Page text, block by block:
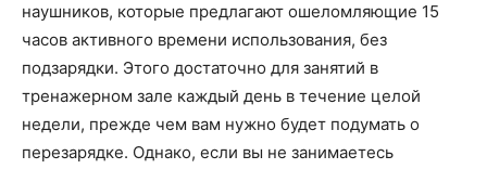
наушников, которые предлагают ошеломляющие 15
часов активного времени использования, без
подзарядки. Этого достаточно для занятий в
тренажерном зале каждый день в течение целой
недели, прежде чем вам нужно будет подумать о
перезарядке. Однако, если вы не занимаетесь